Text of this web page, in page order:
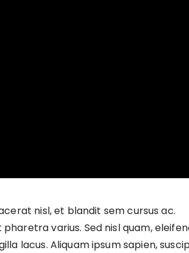
nisl, et blandit sem cursus ac.
varius. Sed nisl quam,
lacus. Aliquam ipsum sapien,